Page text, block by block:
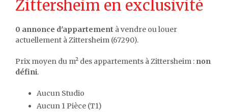
Zittersheim en exclusivité
0 annonce d'appartement à vendre ou louer
actuellement à Zittersheim (67290).
Prix moyen du m² des appartements à Zittersheim : non
défini.
Aucun Studio
Aucun 1 Pièce (T1)